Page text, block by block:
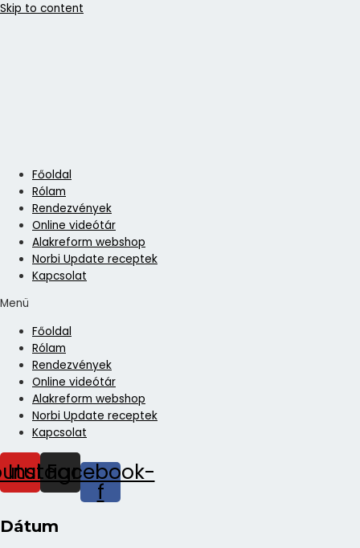
Skip to content
Főoldal
Rólam
Rendezvények
Online videótár
Alakreform webshop
Norbi Update receptek
Kapcsolat
Menü
Főoldal
Rólam
Rendezvények
Online videótár
Alakreform webshop
Norbi Update receptek
Kapcsolat
Instagram
Facebook-
f
Dátum